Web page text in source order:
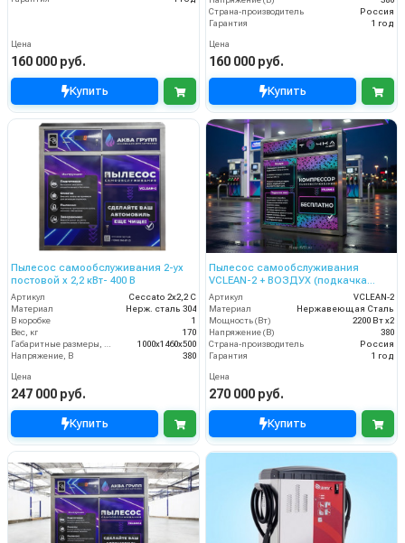
Цена
160 000 руб.
Купить
Страна-производитель
Россия
Гарантия
1 год
Цена
160 000 руб.
Купить
Пылесос самообслуживания 2-ух
постовой x 2,2 кВт- 400 В
Артикул
Ceccato 2х2,2 С
Материал
Нерж. сталь 304
В коробке
1
Вес, кг
170
Габаритные размеры, мм
1000x1460x500
Напряжение, В
380
Цена
247 000 руб.
Купить
Пылесос самообслуживания
VCLEAN-2 + ВОЗДУХ (подкачка
шин)
Артикул
VCLEAN-2
Материал
Нержавеющая Сталь
Мощность (Вт)
2200 Вт x2
Напряжение (В)
380
Страна-производитель
Россия
Гарантия
1 год
Цена
270 000 руб.
Купить